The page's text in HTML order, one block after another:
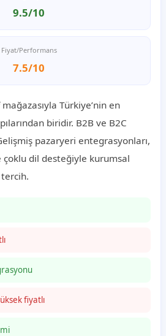
9.5/10
Fiyat/Performans
7.5/10
Türkiye’nin en
biridir. B2B ve B2C
pazaryeri entegrasyonları,
çoklu dil desteğiyle kurumsal
fiyatlı